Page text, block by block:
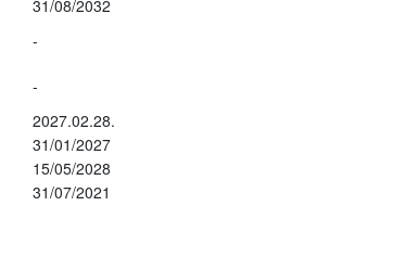
31/08/2032
-
-
2027.02.28.
31/01/2027
15/05/2028
31/07/2021